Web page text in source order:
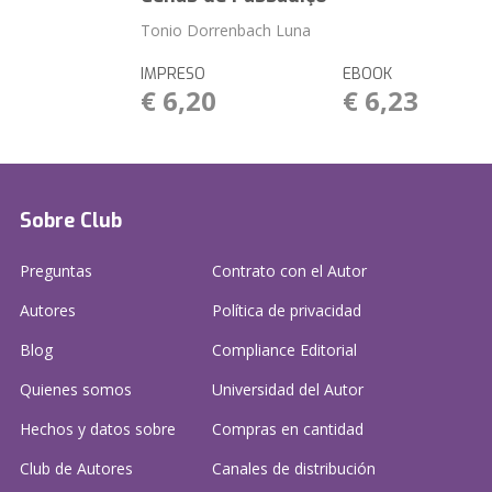
Tonio Dorrenbach Luna
IMPRESO
€ 6,20
EBOOK
€ 6,23
Sobre Club
Preguntas
Autores
Blog
Quienes somos
Hechos y datos sobre
Club de Autores
Contrato con el Autor
Política de privacidad
Compliance Editorial
Universidad del Autor
Compras en cantidad
Canales de distribución